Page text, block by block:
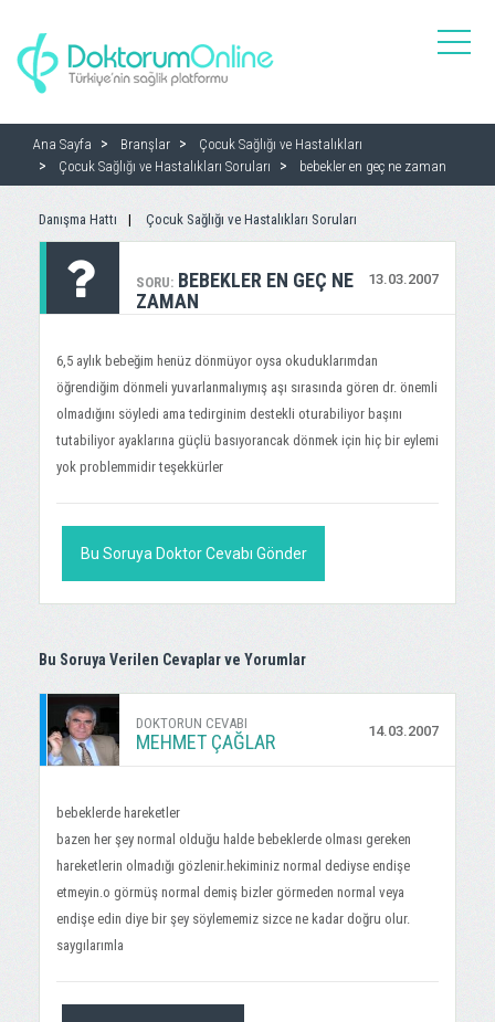
toggle
Ana Sayfa Branşlar
Çocuk Sağlığı ve Hastalıkları
Çocuk Sağlığı ve Hastalıkları Soruları
bebekler en geç ne zaman
Danışma Hattı Çocuk Sağlığı ve Hastalıkları Soruları
SORU: 13.03.2007
BEBEKLER EN GEÇ NE
ZAMAN
6,5 aylık bebeğim henüz dönmüyor oysa okuduklarımdan
öğrendiğim dönmeli yuvarlanmalıymış aşı sırasında gören dr. önemli
olmadığını söyledi ama tedirginim destekli oturabiliyor başını
tutabiliyor ayaklarına güçlü basıyorancak dönmek için hiç bir eylemi
yok problemmidir teşekkürler
Bu Soruya Doktor Cevabı Gönder
Bu Soruya Verilen Cevaplar ve Yorumlar
DOKTORUN CEVABI
MEHMET ÇAĞLAR 14.03.2007
bebeklerde hareketler
bazen her şey normal olduğu halde bebeklerde olması gereken
hareketlerin olmadığı gözlenir.hekiminiz normal dediyse endişe
etmeyin.o görmüş normal demiş bizler görmeden normal veya
endişe edin diye bir şey söylememiz sizce ne kadar doğru olur.
saygılarımla